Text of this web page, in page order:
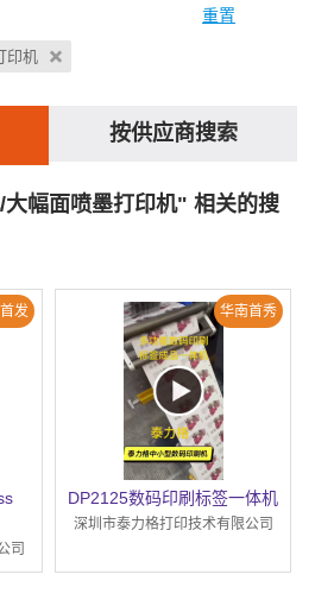
重置
印机
按供应商搜索
幅面喷墨打印机" 相关的搜
发
司
华南首秀
DP2125数码印刷标签一体机
深圳市泰力格打印技术有限公司